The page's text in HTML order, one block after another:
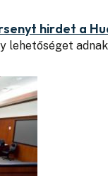
hirdet a
lehetőséget